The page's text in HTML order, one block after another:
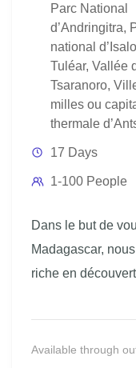
Parc National
d’Andringitra,
national d’Isalo
Tuléar, Vallée
Tsaranoro,
milles ou
thermale
17 Days
1-100 People
Dans le but de
Madagascar,
riche en découverte,
à la recherche des plus
fait pour vous.
Available through